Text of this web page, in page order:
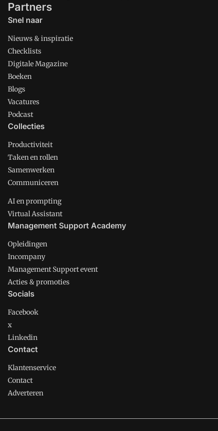
Partners
Snel naar
Nieuws & inspiratie
Checklists
Digitale Magazine
Boeken
Blogs
Vacatures
Podcast
Collecties
Productiviteit
Taken en rollen
Samenwerken
Communiceren
AI en prompting
Virtual Assistant
Management Support Academy
Opleidingen
Incompany
Management Support event
Acties & promoties
Socials
Facebook
x
Linkedin
Contact
Klantenservice
Contact
Adverteren